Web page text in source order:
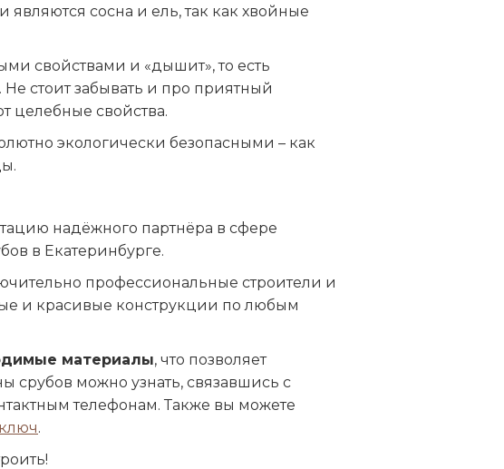
сосна и ель, так как хвойные
свойствами и «дышит», то есть
стоит забывать и про приятный
целебные свойства.
экологически безопасными – как
надёжного партнёра в сфере
в Екатеринбурге.
профессиональные строители и
и красивые конструкции по любым
материалы, что позволяет
срубов можно узнать, связавшись с
телефонам. Также вы можете
.